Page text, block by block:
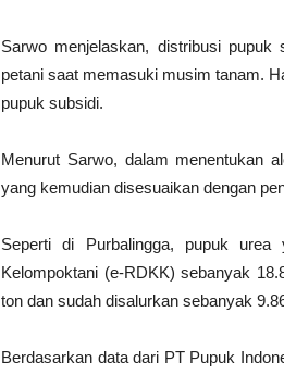
Sarwo menjelaskan, distribusi pupuk
petani saat memasuki musim tanam.
pupuk subsidi.
Menurut Sarwo, dalam menentukan
yang kemudian disesuaikan dengan
Seperti di Purbalingga, pupuk urea
Kelompoktani (e-RDKK) sebanyak
ton dan sudah disalurkan sebanyak
Berdasarkan data dari PT Pupuk